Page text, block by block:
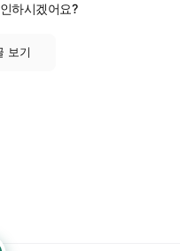
하시겠어요?
보기